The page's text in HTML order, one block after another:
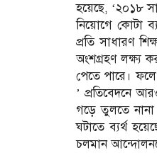
হয়েছে, ‘২০১৮
নিয়োগে কোটা
প্রতি সাধারণ
অংশগ্রহণ লক্ষ্য
পেতে পারে।
’ প্রতিবেদনে
গড়ে তুলতে নানা
ঘটাতে ব্যর্থ
চলমান